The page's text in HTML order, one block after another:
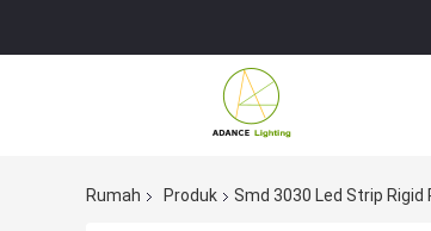
Rumah Produk Smd 3030 Led Strip Rigid